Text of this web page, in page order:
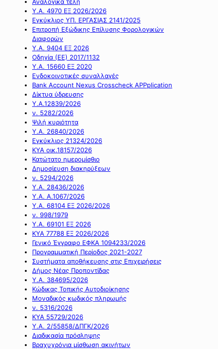
Υ.Α. 4970 ΕΞ 2026/2026
Εγκύκλιος ΥΠ. ΕΡΓΑΣΙΑΣ 2141/2025
Επιτροπή Εξώδικης Επίλυσης Φορολογικών
Διαφορών
Υ.Α. 9404 ΕΞ 2026
Οδηγία (ΕΕ) 2017/1132
Υ.Α. 15660 ΕΞ 2020
Ενδοκοινοτικές συναλλαγές
Bank Account Nexus Crosscheck APPplication
Δίκτυα ύδρευσης
Υ.Α.12839/2026
ν. 5282/2026
Ψιλή κυριότητα
Υ.Α. 26840/2026
Εγκύκλιος 21324/2026
ΚΥΑ οικ.18157/2026
Κατώτατο ημερομίσθιο
Δημοσίευση διακηρύξεων
ν. 5294/2026
Υ.Α. 28436/2026
Υ.Α. Α.1067/2026
Υ.Α. 68104 ΕΞ 2026/2026
ν. 998/1979
Υ.Α. 69101 ΕΞ 2026
ΚΥΑ 77788 ΕΞ 2026/2026
Γενικό Έγγραφο ΕΦΚΑ 1094233/2026
Προγραμματική Περίοδος 2021-2027
Συστήματα αποθήκευσης στις Επιχειρήσεις
Δήμος Νέας Προποντίδας
Υ.Α. 384695/2026
Κώδικας Τοπικής Αυτοδιοίκησης
Μοναδικός κωδικός πληρωμής
ν. 5316/2026
ΚΥΑ 55729/2026
Υ.Α. 2/55858/ΔΠΓΚ/2026
Διαδικασία πρόσληψης
Βραχυχρόνια μίσθωση ακινήτων